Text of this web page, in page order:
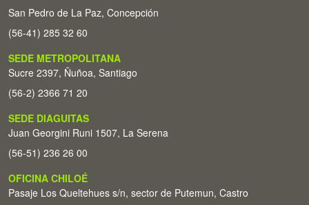
San Pedro de La Paz, Concepción
(56-41) 285 32 60
SEDE METROPOLITANA
Sucre 2397, Ñuñoa, Santiago
(56-2) 2366 71 20
SEDE DIAGUITAS
Juan Georgini Runi 1507, La Serena
(56-51) 236 26 00
OFICINA CHILOÉ
Pasaje Los Queltehues s/n, sector de Putemun, Castro